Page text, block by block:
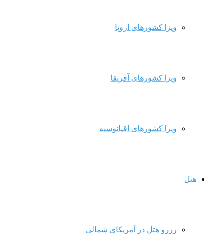
ویزا کشورهای اروپا
ویزا کشورهای آفریقا
ویزا کشورهای اقیانوسیه
هتل
رزرو هتل در آمریکای شمالی